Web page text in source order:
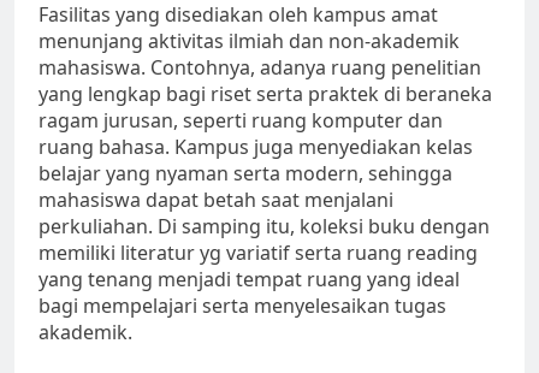
Fasilitas yang disediakan oleh kampus amat
menunjang aktivitas ilmiah dan non-akademik
mahasiswa. Contohnya, adanya ruang penelitian
yang lengkap bagi riset serta praktek di beraneka
ragam jurusan, seperti ruang komputer dan
ruang bahasa. Kampus juga menyediakan kelas
belajar yang nyaman serta modern, sehingga
mahasiswa dapat betah saat menjalani
perkuliahan. Di samping itu, koleksi buku dengan
memiliki literatur yg variatif serta ruang reading
yang tenang menjadi tempat ruang yang ideal
bagi mempelajari serta menyelesaikan tugas
akademik.